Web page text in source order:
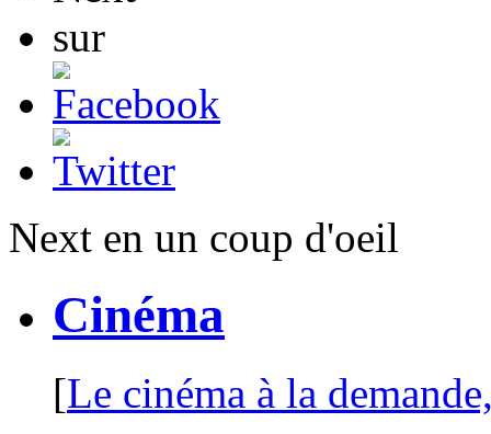
sur
Next en un coup d'oeil
Cinéma
[Le cinéma à la